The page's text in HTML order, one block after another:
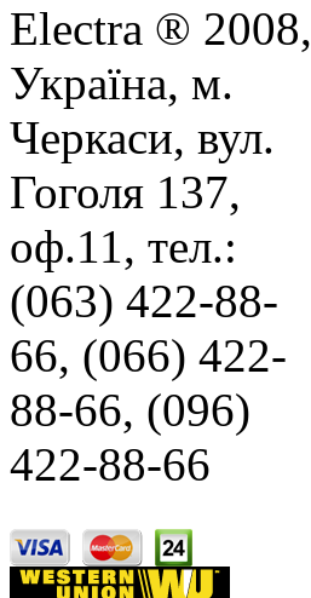
Electra ® 2008,
Україна, м.
Черкаси, вул.
Гоголя 137,
оф.11, тел.:
(063) 422-88-
66, (066) 422-
88-66, (096)
422-88-66